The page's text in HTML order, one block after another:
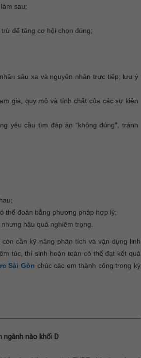
sau;
để tăng cơ hội chọn đúng;
sâu xa và nguyên nhân trực tiếp; lưu ý
gia, quy mô và tính chất của các sự kiện
yêu cầu tìm đáp án “không đúng”, tránh
thể đoán bằng phương pháp hợp lý;
hậu quả nghiêm trọng.
cần kỹ năng phân tích và vận dụng linh
túc, thí sinh hoàn toàn có thể đạt kết quả
Sài Gòn chúc các em thành công trong kỳ
ngành nào khối D